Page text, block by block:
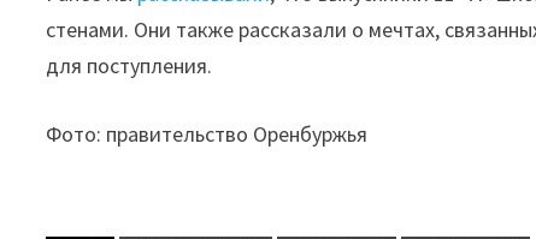
стенами. Они также рассказали о мечтах,
для поступления.
Фото: правительство Оренбуржья